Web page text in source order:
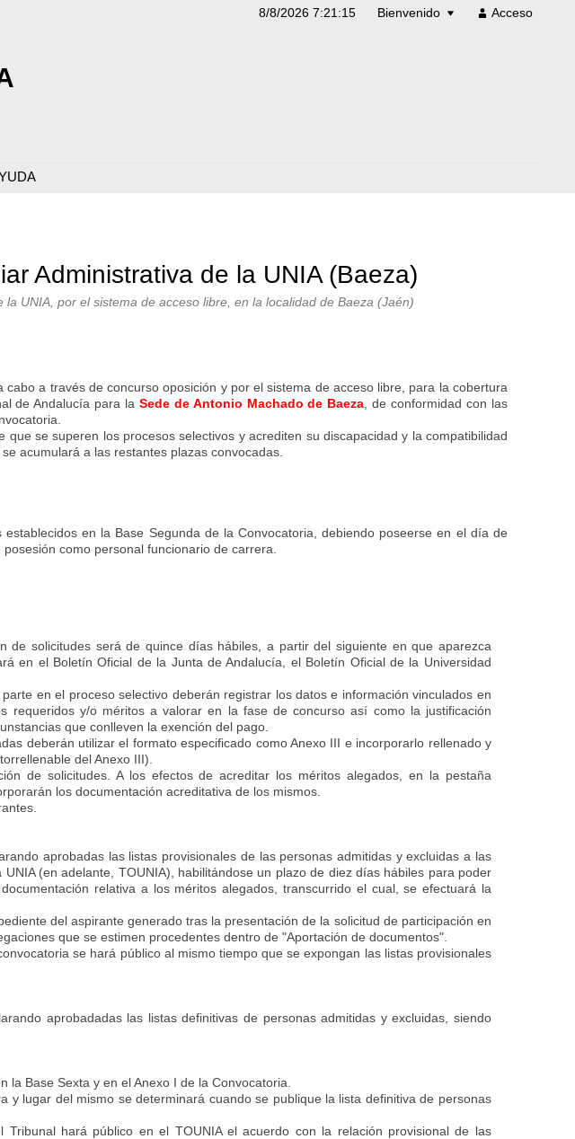
8/8/2026 7:21:16 Bienvenido Acceso
Administrativa de la UNIA (Baeza)
UNIA, por el sistema de acceso libre, en la localidad de Baeza (Jaén)
a través de concurso oposición y por el sistema de acceso libre, para la cobertura
de Andalucía para la Sede de Antonio Machado de Baeza , de conformidad con las
se superen los procesos selectivos y acrediten su discapacidad y la compatibilidad
acumulará a las restantes plazas convocadas.
en la Base Segunda de la Convocatoria, debiendo poseerse en el día de
como personal funcionario de carrera.
solicitudes será de quince días hábiles, a partir del siguiente en que aparezca
en el Boletín Oficial de la Junta de Andalucía, el Boletín Oficial de la Universidad
en el proceso selectivo deberán registrar los datos e información vinculados en
requeridos y/o méritos a valorar en la fase de concurso así como la justificación
que conlleven la exención del pago.
deberán utilizar el formato especificado como Anexo III e incorporarlo rellenado y
del Anexo III).
de solicitudes. A los efectos de acreditar los méritos alegados, en la pestaña
los documentación acreditativa de los mismos.
aprobadas las listas provisionales de las personas admitidas y excluidas a las
(en adelante, TOUNIA), habilitándose un plazo de diez días hábiles para poder
relativa a los méritos alegados, transcurrido el cual, se efectuará la
del aspirante generado tras la presentación de la solicitud de participación en
que se estimen procedentes dentro de "Aportación de documentos".
se hará público al mismo tiempo que se expongan las listas provisionales
aprobadadas las listas definitivas de personas admitidas y excluidas
siendo
Base Sexta y en el Anexo I de la Convocatoria.
lugar del mismo se determinará cuando se publique la lista definitiva de personas
hará público en el TOUNIA el acuerdo con la relación provisional de las